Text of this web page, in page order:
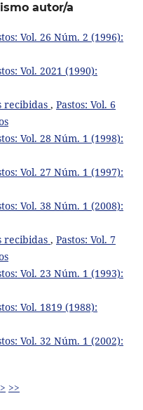
autor/a
Vol. 26 Núm. 2 (1996):
Vol. 2021 (1990):
recibidas , Pastos: Vol. 6
Vol. 28 Núm. 1 (1998):
Vol. 27 Núm. 1 (1997):
Vol. 38 Núm. 1 (2008):
recibidas , Pastos: Vol. 7
Vol. 23 Núm. 1 (1993):
Vol. 1819 (1988):
Vol. 32 Núm. 1 (2002):
> >>